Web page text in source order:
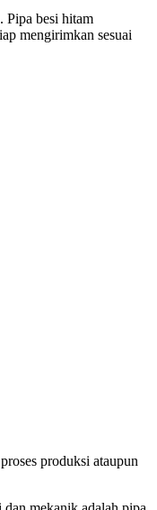
Pipa besi hitam
mengirimkan sesuai
produksi ataupun